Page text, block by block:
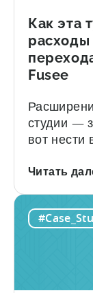
Как эта
расходы
Fusee
студии —
вот нести
скрытыми
Fusee —
счету
когда
Читать